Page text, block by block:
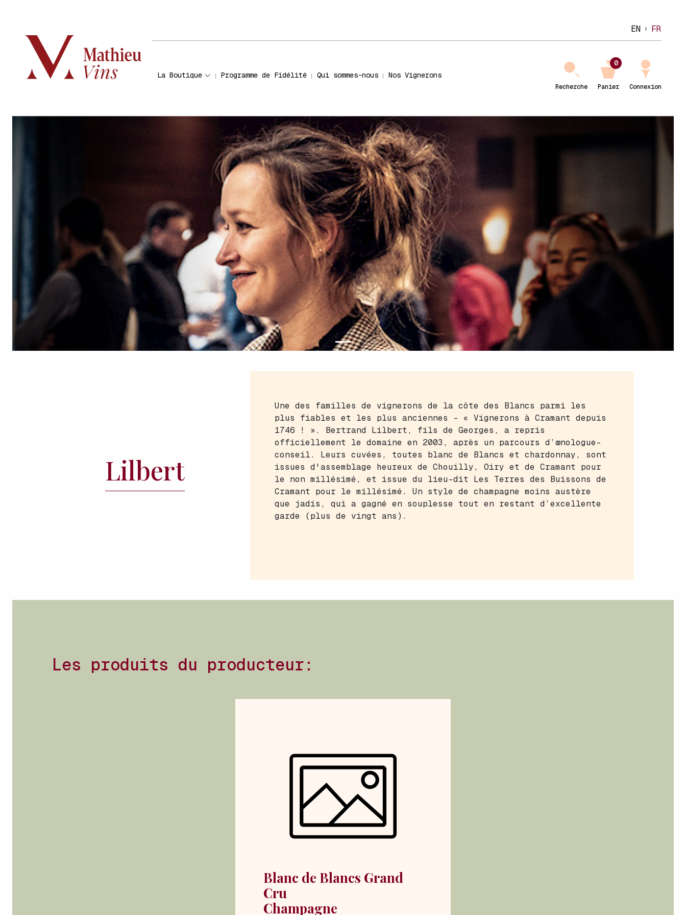
EN FR
La Boutique Programme de Fidélité Qui sommes-nous Nos Vignerons
Recherche Panier
0
Connexion
Lilbert
Une des familles de vignerons de la côte des Blancs parmi les
plus fiables et les plus anciennes – « Vignerons à Cramant depuis
1746 ! ». Bertrand Lilbert, fils de Georges, a repris
officiellement le domaine en 2003, après un parcours d’œnologue-
conseil. Leurs cuvées, toutes blanc de Blancs et chardonnay, sont
issues d'assemblage heureux de Chouilly, Oiry et de Cramant pour
le non millésimé, et issue du lieu-dit Les Terres des Buissons de
Cramant pour le millésimé. Un style de champagne moins austère
que jadis, qui a gagné en souplesse tout en restant d’excellente
garde (plus de vingt ans).
Les produits du producteur:
Blanc de Blancs Grand
Cru
Champagne